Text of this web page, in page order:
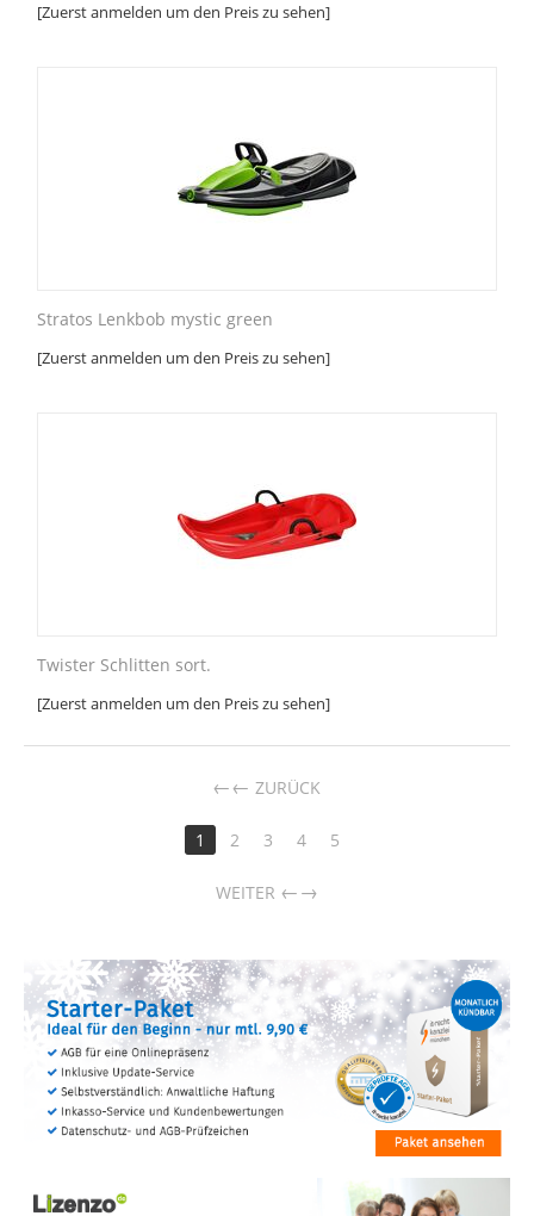
[Zuerst anmelden um den Preis zu sehen]
Stratos Lenkbob mystic green
[Zuerst anmelden um den Preis zu sehen]
Twister Schlitten sort.
[Zuerst anmelden um den Preis zu sehen]
← ZURÜCK
1 2 3 4 5
WEITER →